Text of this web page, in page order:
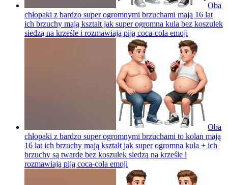
Oba
chłopaki z bardzo super ogromnymi brzuchami mają 16 lat
ich brzuchy mają kształt jak super ogromna kula bez koszulek
siedzą na krześle i rozmawiają piją coca-cola emoji
Oba
chłopaki z bardzo super ogromnymi brzuchami to kolan mają
16 lat ich brzuchy mają kształt jak super ogromna kula + ich
brzuchy są twarde bez koszulek siedzą na krześle i
rozmawiają piją coca-cola emoji